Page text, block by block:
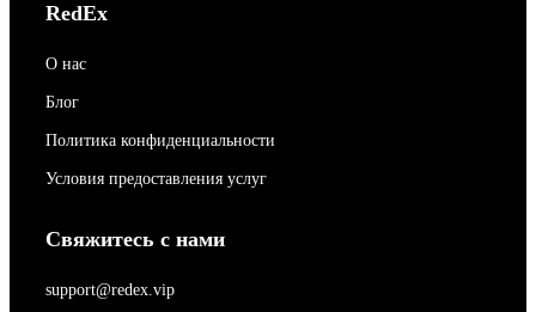
RedEx
О нас
Блог
Политика конфиденциальности
Условия предоставления услуг
Свяжитесь с нами
support@redex.vip